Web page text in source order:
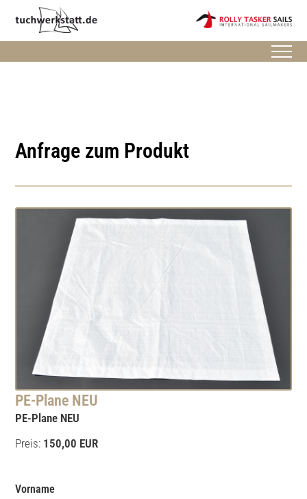
Anfrage zum Produkt
PE-Plane NEU
PE-Plane NEU
Preis: 150,00 EUR
Vorname